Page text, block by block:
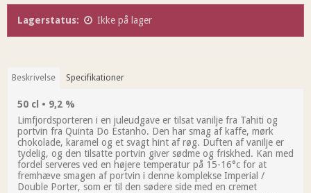
Lagerstatus: Ikke på lager
Beskrivelse Specifikationer
50 cl • 9,2 %
Limfjordsporteren i en juleudgave er tilsat vanilje fra Tahiti og
portvin fra Quinta Do Estanho. Den har smag af kaffe, mørk
chokolade, karamel og et svagt hint af røg. Duften af vanilje er
tydelig, og den tilsatte portvin giver sødme og friskhed. Kan med
fordel serveres ved en højere temperatur på 15-16°c for at
fremhæve smagen af portvin i denne komplekse Imperial /
Double Porter, som er til den sødere side med en cremet